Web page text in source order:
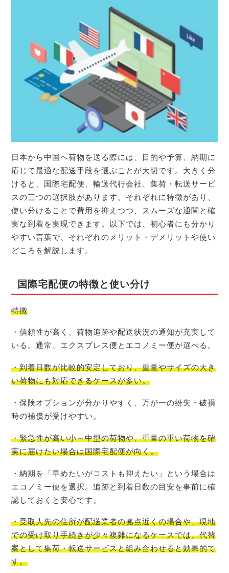
日本から中国へ荷物を送る際には、目的や予算、納期に
応じて最適な配送手段を選ぶことが大切です。大きく分
けると、国際宅配便、輸送代行会社、集荷・転送サービ
スの三つの選択肢があります。それぞれに特徴があり、
使い分けることで費用を抑えつつ、スムーズな通関と確
実な到着を実現できます。以下では、初心者にも分かり
やすい言葉で、それぞれのメリット・デメリットや使い
どころを解説します。
国際宅配便の特徴と使い分け
特徴
・信頼性が高く、荷物追跡や配送状況の通知が充実して
いる。通常、エクスプレス便とエコノミー便が選べる。
・到着日数が比較的安定しており、重量やサイズの大き
い荷物にも対応できるケースが多い。
・保険オプションが分かりやすく、万が一の紛失・破損
時の補償が受けやすい。
・緊急性が高い小～中型の荷物や、重量の重い荷物を確
実に届けたい場合は国際宅配便が向く。
・納期を「早めたいがコストも抑えたい」という場合は
エコノミー便を選択。追跡と到着日数の目安を事前に確
認しておくと安心です。
・受取人先の住所が配送業者の拠点近くの場合や、現地
での受け取り手続きが少々複雑になるケースでは、代替
案として集荷・転送サービスと組み合わせると効果的で
す。